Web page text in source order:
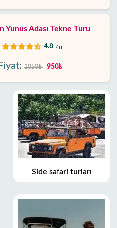
Yunus Adası Tekne Turu
4.8 / 8
Fiyat: 1050₺ 950₺
Side safari turları